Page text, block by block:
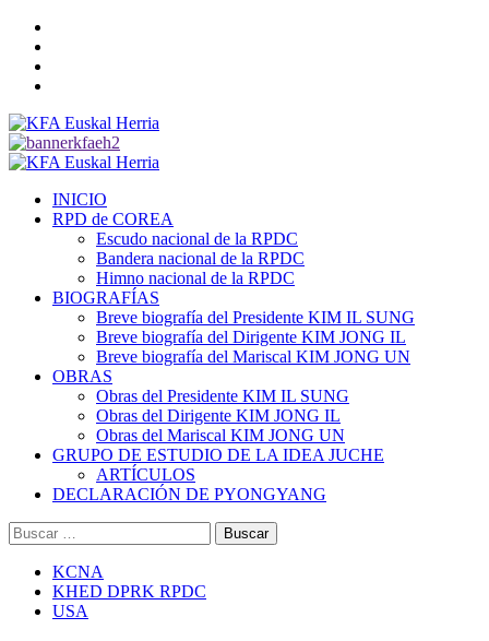
Saltar
contenido
Menú
INICIO
RPD de COREA
Escudo nacional de la RPDC
Bandera nacional de la RPDC
Himno nacional de la RPDC
BIOGRAFÍAS
Breve biografía del Presidente KIM IL SUNG
Breve biografía del Dirigente KIM JONG IL
Breve biografía del Mariscal KIM JONG UN
OBRAS
Obras del Presidente KIM IL SUNG
Obras del Dirigente KIM JONG IL
Obras del Mariscal KIM JONG UN
GRUPO DE ESTUDIO DE LA IDEA JUCHE
ARTÍCULOS
DECLARACIÓN DE PYONGYANG
Buscar:
KCNA
KHED DPRK RPDC
USA